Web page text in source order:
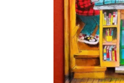
AU FIL DES SAISONS
ÉDUCATION À LA VIE
AFFECTIVE ET
RELATIONNELLE (ÉVAR) À